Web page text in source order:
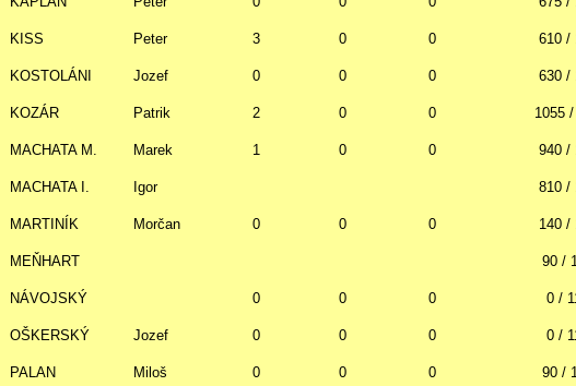
KISS Peter 3 0 0 610 /
KOSTOLÁNI Jozef 0 0 0 630 /
KOZÁR Patrik 2 0 0 1055
MACHATA M. Marek 1 0 0 940 /
MACHATA I. Igor 810 /
MARTINÍK Morčan 0 0 0 140 /
MEŇHART 90 /
NÁVOJSKÝ 0 0 0 0 /
OŠKERSKÝ Jozef 0 0 0 0 /
PALAN Miloš 0 0 0 90 /